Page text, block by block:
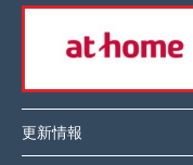
更新情報